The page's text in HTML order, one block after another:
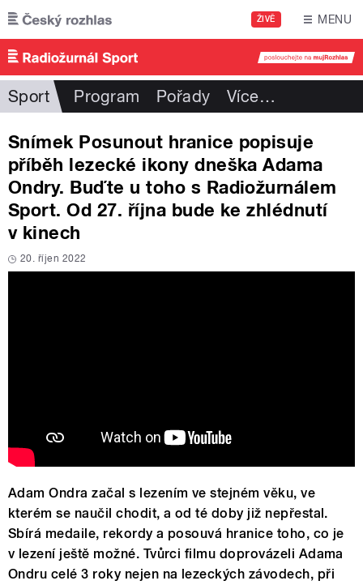
Přejít k hlavnímu obsahu
ŽIVĚ MENU
Sport Program Pořady Více…
Snímek Posunout hranice popisuje
příběh lezecké ikony dneška Adama
Ondry. Buďte u toho s Radiožurnálem
Sport. Od 27. října bude ke zhlédnutí
v kinech
20. říjen 2022
Adam Ondra začal s lezením ve stejném věku, ve
kterém se naučil chodit, a od té doby již nepřestal.
Sbírá medaile, rekordy a posouvá hranice toho, co je
v lezení ještě možné. Tvůrci filmu doprovázeli Adama
Ondru celé 3 roky nejen na lezeckých závodech, při